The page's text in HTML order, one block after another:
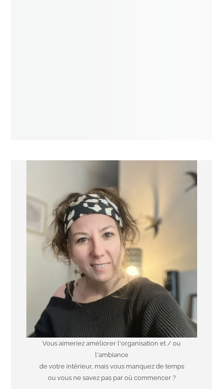
Vous aimeriez améliorer l'organisation et / ou
l'ambiance
de votre intérieur, mais vous manquez de temps
ou vous ne savez pas par où commencer ?